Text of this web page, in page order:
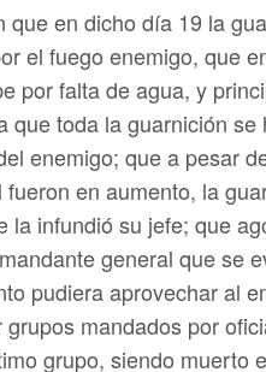
que en dicho día 19 la
el fuego enemigo, que
por falta de agua, y
que toda la guarnición
enemigo; que a pesar
en aumento, la
la infundió su jefe; que
general que se
pudiera aprovechar al
mandados por
grupo, siendo muerto